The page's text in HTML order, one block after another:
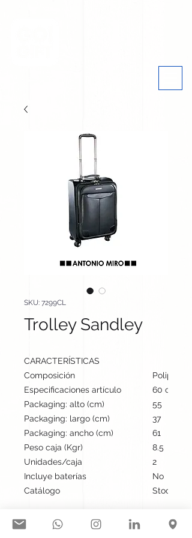
SKU: 7299CL
Trolley Sandley
CARACTERÍSTICAS
Composición
Polipiel
Especificaciones artículo
60 cm /
Packaging: alto (cm)
55
Packaging: largo (cm)
37
Packaging: ancho (cm)
61
Peso caja (Kgr)
8.5
Unidades/caja
2
Incluye baterías
No
Catálogo
Stock